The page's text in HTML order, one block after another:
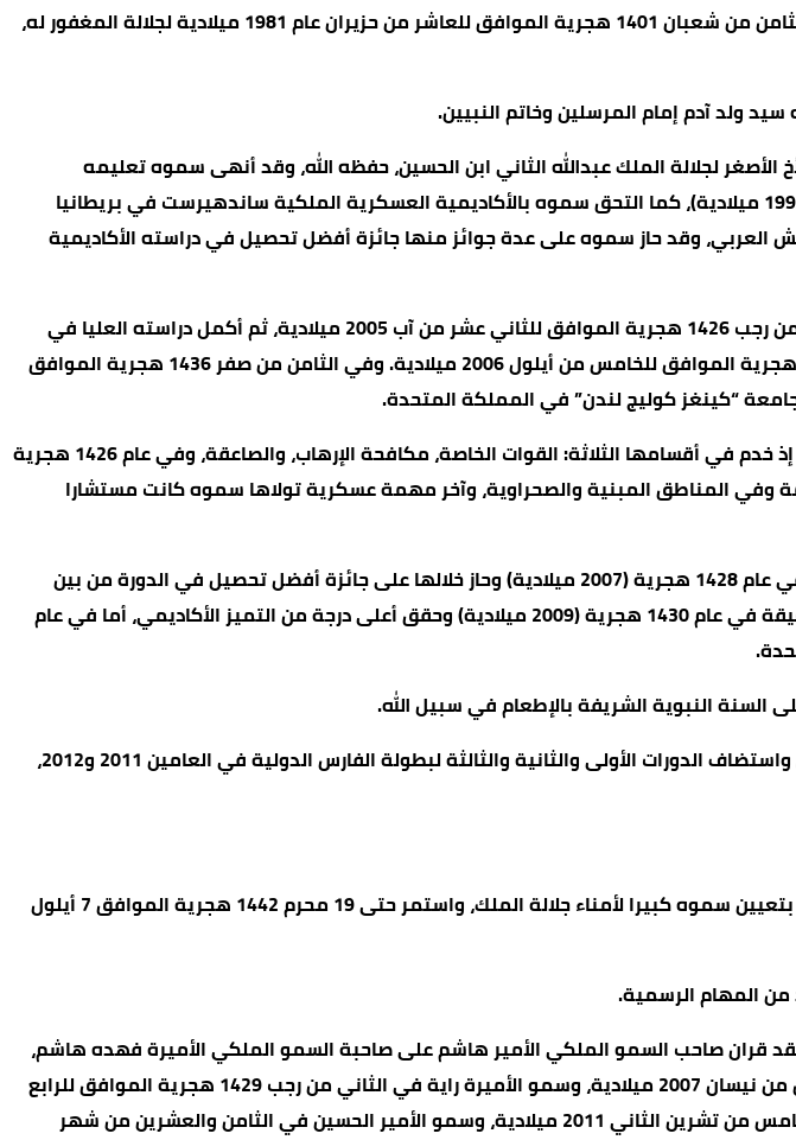
يصادف غدا الأربعاء عيد ميلاد صاحب السمو الملكي الأمير هاشم بن الحسين، إذ ولد سموه في الثامن من شعبان 1401 هجرية الموافق للعاشر من حزيران عام 1981 ميلادية لجلالة المغفور له،
ولد آدم إمام المرسلين وخاتم النبيين.
لجلالة الملك عبدالله الثاني ابن الحسين، حفظه الله، وقد أنهى سموه تعليمه
الابتدائي في عمان ومن ثم تعليمه الثانوي في الولايات المتحدة الأمريكية عام 1420 هجرية (1999 ميلادية)، كما التحق سموه بالأكاديمية العسكرية الملكية ساندهيرست في بريطانيا
الأردنية – الجيش العربي، وقد حاز سموه على عدة جوائز منها جائزة أفضل تحصيل في دراسته الأكاديمية
وتخرَّج سموه من جامعة جورج تاون الأمريكية من كلية الشؤون الدولية بدرجة امتياز في السابع من رجب 1426 هجرية الموافق للثاني عشر من آب 2005 ميلادية، ثم أكمل دراسته العليا في
علوم القرآن الكريم في جامعة البلقاء التطبيقية، وتخرج منها في الحادي عشر من شعبان 1427 هجرية الموافق للخامس من أيلول 2006 ميلادية. وفي الثامن من صفر 1436 هجرية الموافق
وخلال مسيرته العسكرية، تدرج سموه في الرتب العسكرية في العمليات الخاصة للجيش العربي إذ خدم في أقسامها الثلاثة: القوات الخاصة، مكافحة الإرهاب، والصاعقة، وفي عام 1426 هجرية
العمليات الجبلية المتقدمة وفي المناطق المبنية والصحراوية، وآخر مهمة عسكرية تولاها سموه كانت مستشارا
وخلال خدمته العسكرية، شارك سموه في دورة قادة الفصائل التأسيسية في الولايات المتحدة في عام 1428 هجرية (2007 ميلادية) وحاز خلالها على جائزة أفضل تحصيل في الدورة من بين
الضباط الدوليين، كما شارك في دورة قادة سرايا المشاة في دولة الإمارات العربية المتحدة الشقيقة في عام 1430 هجرية (2009 ميلادية) وحقق أعلى درجة من التميز الأكاديمي، أما في عام
النبوية الشريفة بالإطعام في سبيل الله.
وسموه الرئيس الفخري لبطولة الفارس الدولية للرماية بالقوس من ظهر الخيل، حيث نظم الأردن واستضاف الدورات الأولى والثانية والثالثة لبطولة الفارس الدولية في العامين 2011 و2012،
وفي 13 ربيع الثاني 1438 هجرية الموافق 12 كانون الثاني 2017 صدرت الإرادة الملكية السامية بتعيين سموه كبيرا لأمناء جلالة الملك، واستمر حتى 19 محرم 1442 هجرية الموافق 7 أيلول
من المهام الرسمية.
1426 هجرية الموافق للسادس من كانون الثاني 2006 ميلادية، تم عقد قران صاحب السمو الملكي الأمير هاشم على صاحبة السمو الملكي الأميرة فهده هاشم،
ورزق سموهما بسمو الأميرة هالة في الثامن عشر من ربيع الأول 1428 هجرية الموافق للسادس من نيسان 2007 ميلادية، وسمو الأميرة راية في الثاني من رجب 1429 هجرية الموافق للرابع
من تموز 2008 ميلادية، وسمو الأميرة عالية في التاسع من ذي الحجة 1432 هجرية الموافق للخامس من تشرين الثاني 2011 ميلادية، وسمو الأمير الحسين في الثامن والعشرين من شهر